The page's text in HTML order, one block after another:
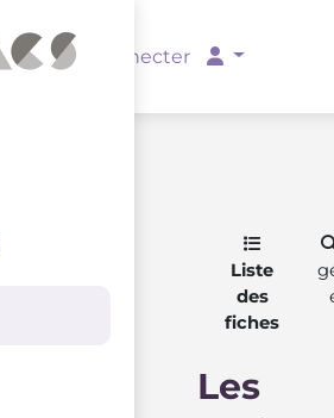
Se connecter
Liste
des
fiches
Les